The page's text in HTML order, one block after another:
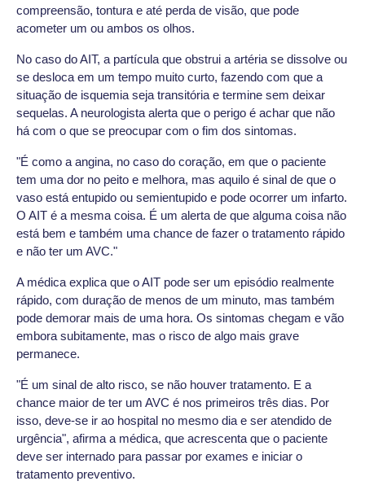
compreensão, tontura e até perda de visão, que pode
acometer um ou ambos os olhos.
No caso do AIT, a partícula que obstrui a artéria se dissolve ou
se desloca em um tempo muito curto, fazendo com que a
situação de isquemia seja transitória e termine sem deixar
sequelas. A neurologista alerta que o perigo é achar que não
há com o que se preocupar com o fim dos sintomas.
"É como a angina, no caso do coração, em que o paciente
tem uma dor no peito e melhora, mas aquilo é sinal de que o
vaso está entupido ou semientupido e pode ocorrer um infarto.
O AIT é a mesma coisa. É um alerta de que alguma coisa não
está bem e também uma chance de fazer o tratamento rápido
e não ter um AVC."
A médica explica que o AIT pode ser um episódio realmente
rápido, com duração de menos de um minuto, mas também
pode demorar mais de uma hora. Os sintomas chegam e vão
embora subitamente, mas o risco de algo mais grave
permanece.
"É um sinal de alto risco, se não houver tratamento. E a
chance maior de ter um AVC é nos primeiros três dias. Por
isso, deve-se ir ao hospital no mesmo dia e ser atendido de
urgência", afirma a médica, que acrescenta que o paciente
deve ser internado para passar por exames e iniciar o
tratamento preventivo.